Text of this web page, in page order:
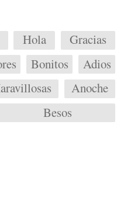
Hola
Gracias
Bonitos
Adios
Anoche
Besos